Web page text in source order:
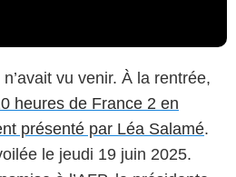
vu venir. À la rentrée,
heures de France 2 en
présenté par Léa Salamé.
le jeudi 19 juin 2025.